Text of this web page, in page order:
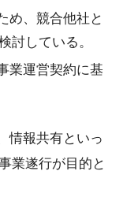
め、競合他社と
討している。
業運営契約に基
情報共有といっ
業遂行が目的と